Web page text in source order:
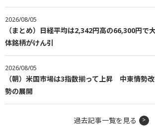
2026/08/05
（まとめ）日経平均は2,342円高の66,300円
体銘柄がけん引
2026/08/05
（朝）米国市場は3指数揃って上昇 中東情勢
勢の展開
過去記事一覧を見る